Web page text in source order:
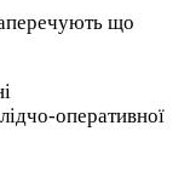
що
оперативної